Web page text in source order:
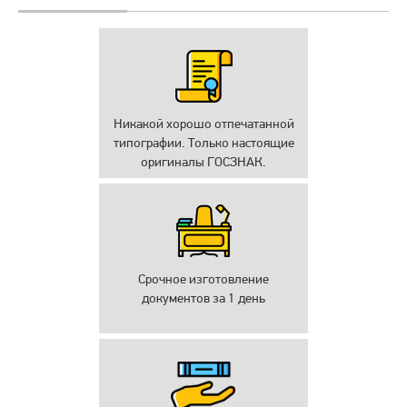
Никакой хорошо отпечатанной
типографии. Только настоящие
оригиналы ГОСЗНАК.
Срочное изготовление
документов за 1 день